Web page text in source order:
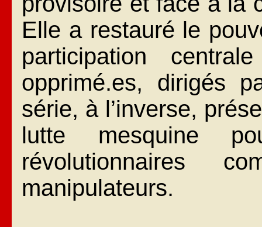
Elle a restauré le
participation
opprimé.es, dirigés
série, à l’inverse,
lutte mesquine
révolutionnaires
manipulateurs.